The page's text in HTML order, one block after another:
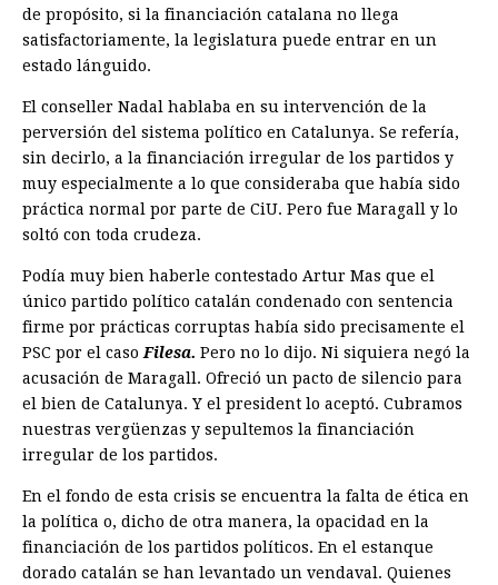
de propósito, si la financiación catalana no llega
satisfactoriamente, la legislatura puede entrar en un
estado lánguido.
El conseller Nadal hablaba en su intervención de la
perversión del sistema político en Catalunya. Se refería,
sin decirlo, a la financiación irregular de los partidos y
muy especialmente a lo que consideraba que había sido
práctica normal por parte de CiU. Pero fue Maragall y lo
soltó con toda crudeza.
Podía muy bien haberle contestado Artur Mas que el
único partido político catalán condenado con sentencia
firme por prácticas corruptas había sido precisamente el
PSC por el caso Filesa. Pero no lo dijo. Ni siquiera negó la
acusación de Maragall. Ofreció un pacto de silencio para
el bien de Catalunya. Y el president lo aceptó. Cubramos
nuestras vergüenzas y sepultemos la financiación
irregular de los partidos.
En el fondo de esta crisis se encuentra la falta de ética en
la política o, dicho de otra manera, la opacidad en la
financiación de los partidos políticos. En el estanque
dorado catalán se han levantado un vendaval. Quienes